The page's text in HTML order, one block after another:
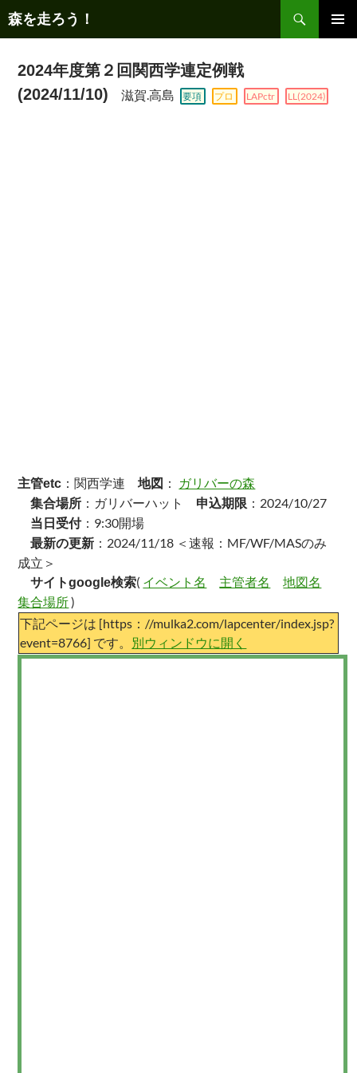
ン
森を走ろう！
検
索
2024年度第２回関西学連定例戦
(2024/11/10) 滋賀.高島 要項 プロ LAPctr LL(2024)
主管etc ：関西学連 地図 ： ガリバーの森
集合場所 ：ガリバーハット 申込期限 ：2024/10/27
当日受付：9:30開場
最新の更新 ：2024/11/18 ＜速報：MF/WF/MASのみ
成立＞
サイトgoogle検索( イベント名 主管者名
地図名
集合場所)
下記ページは [https：//mulka2.com/lapcenter/index.jsp?
event=8766] です。 別ウィンドウに開く